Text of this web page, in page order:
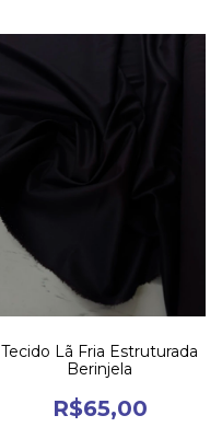
Tecido Lã Fria Estruturada
Berinjela
R$65,00